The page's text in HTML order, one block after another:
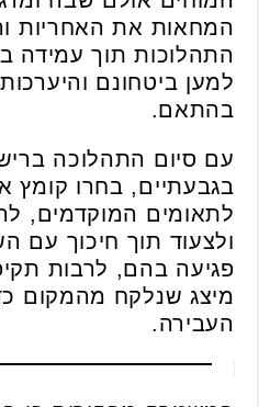
המחאות את האחריות
התהלוכות תוך עמידה
למען ביטחונם
בהתאם.
עם סיום התהלוכה
בגבעתיים, בחרו קומץ
לתאומים המוקדמים,
ולצעוד תוך חיכוך עם
פגיעה בהם, לרבות
מיצג שנלקח מהמקום
העבירה.